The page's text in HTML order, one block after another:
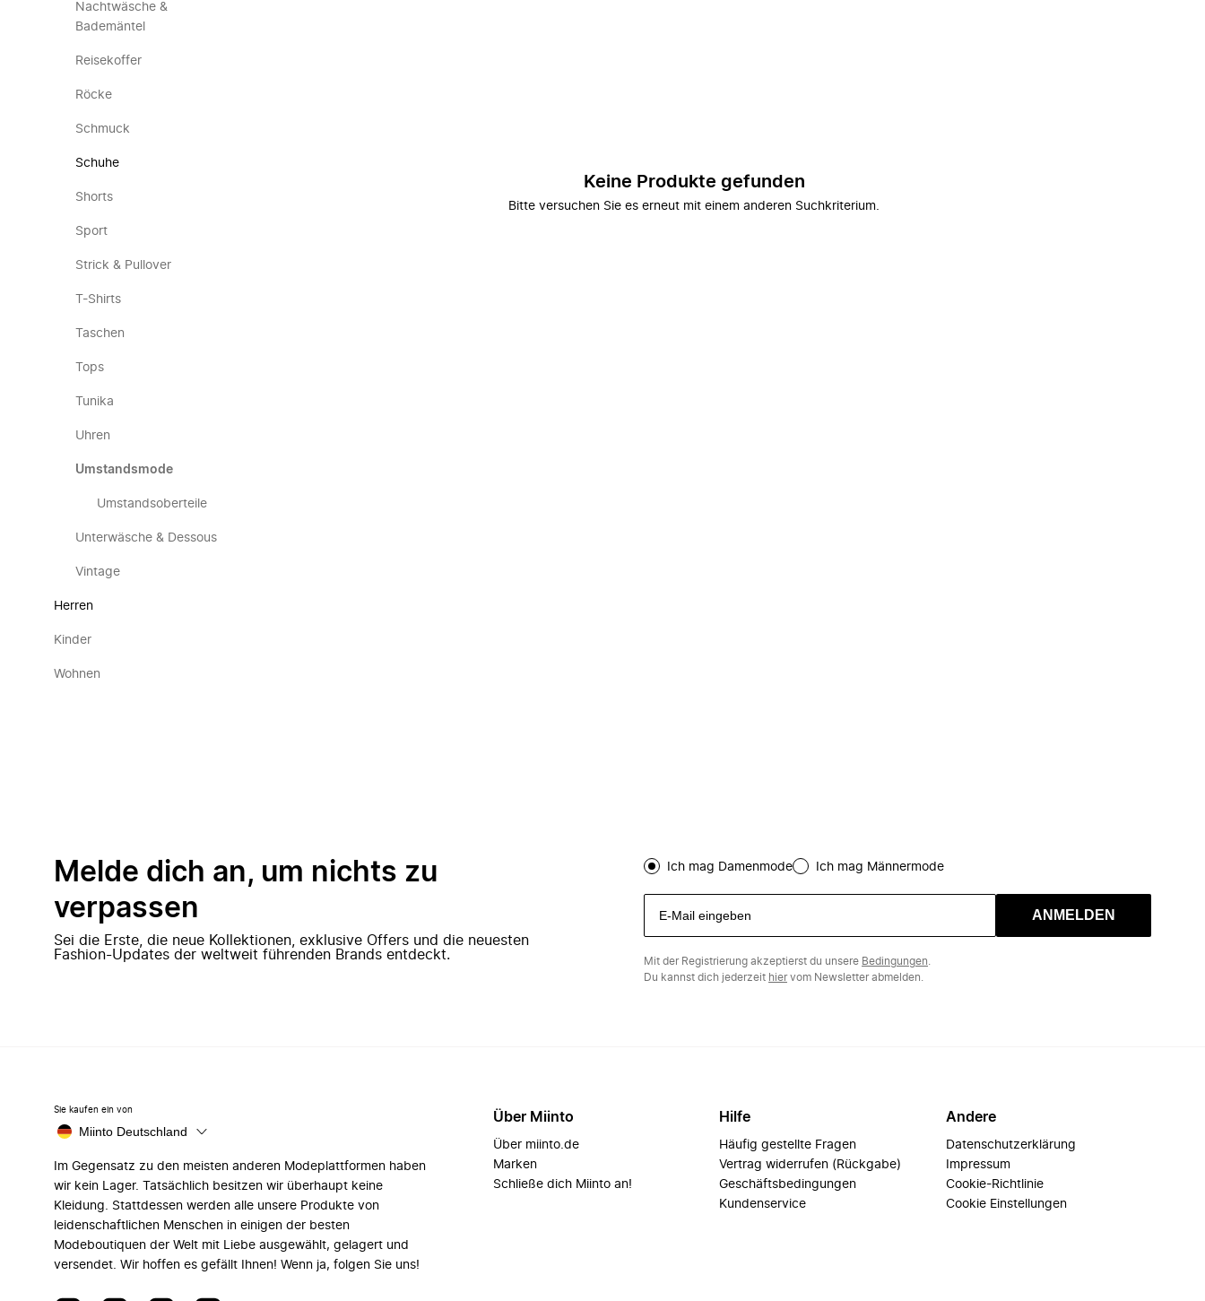
Nachtwäsche &
Bademäntel
Reisekoffer
Röcke
Schmuck
Schuhe
Shorts
Sport
Strick & Pullover
T-Shirts
Taschen
Tops
Tunika
Uhren
Umstandsmode
Umstandsoberteile
Unterwäsche & Dessous
Vintage
Herren
Kinder
Wohnen
Keine Produkte gefunden
Bitte versuchen Sie es erneut mit einem anderen Suchkriterium.
Melde dich an, um nichts zu
verpassen
Sei die Erste, die neue Kollektionen, exklusive Offers und die neuesten
Fashion-Updates der weltweit führenden Brands entdeckt.
Ich mag Damenmode Ich mag Männermode
ANMELDEN
Mit der Registrierung akzeptierst du unsere Bedingungen
Du kannst dich jederzeit hiervom Newsletter abmelden.
Sie kaufen ein von
Miinto Deutschland
Im Gegensatz zu den meisten anderen Modeplattformen haben
wir kein Lager. Tatsächlich besitzen wir überhaupt keine
Kleidung. Stattdessen werden alle unsere Produkte von
leidenschaftlichen Menschen in einigen der besten
Modeboutiquen der Welt mit Liebe ausgewählt, gelagert und
versendet. Wir hoffen es gefällt Ihnen! Wenn ja, folgen Sie uns!
Über Miinto
Über miinto.de
Marken
Schließe dich Miinto an!
Hilfe
Häufig gestellte Fragen
Vertrag widerrufen (Rückgabe)
Geschäftsbedingungen
Kundenservice
Andere
Datenschutzerklärung
Impressum
Cookie-Richtlinie
Cookie Einstellungen